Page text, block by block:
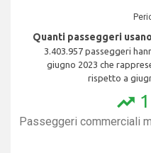
Quanti passeggeri
3.403.957 passeggeri
giugno 2023 che
rispetto a
trending_up
Passeggeri commerciali